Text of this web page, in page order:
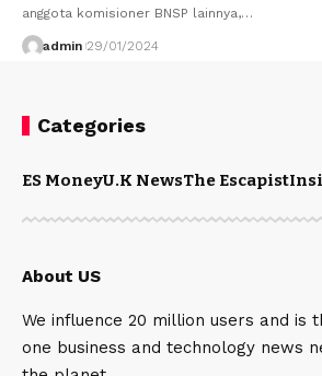
anggota komisioner BNSP lainnya,…
admin 29/01/2024
Categories
ES MoneyU.K NewsThe Escapist
About US
We influence 20 million users and is
one business and technology news